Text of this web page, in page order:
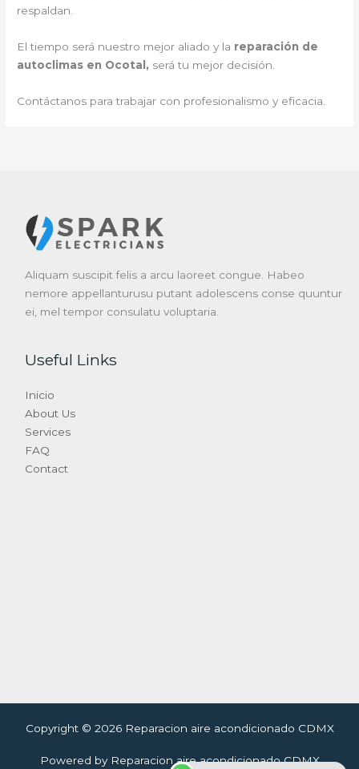
respaldan.
El tiempo será nuestro mejor aliado y la reparación de
autoclimas en Ocotal, será tu mejor decisión.
Contáctanos para trabajar con profesionalismo y eficacia.
Aliquam suscipit felis a arcu laoreet congue. Habeo
nemore appellanturusu putant adolescens conse quuntur
ei, mel tempor consulatu voluptaria.
Useful Links
Inicio
About Us
Services
FAQ
Contact
Copyright © 2026 Reparacion aire acondicionado CDMX
Powered by Reparacion aire acondicionado CDMX